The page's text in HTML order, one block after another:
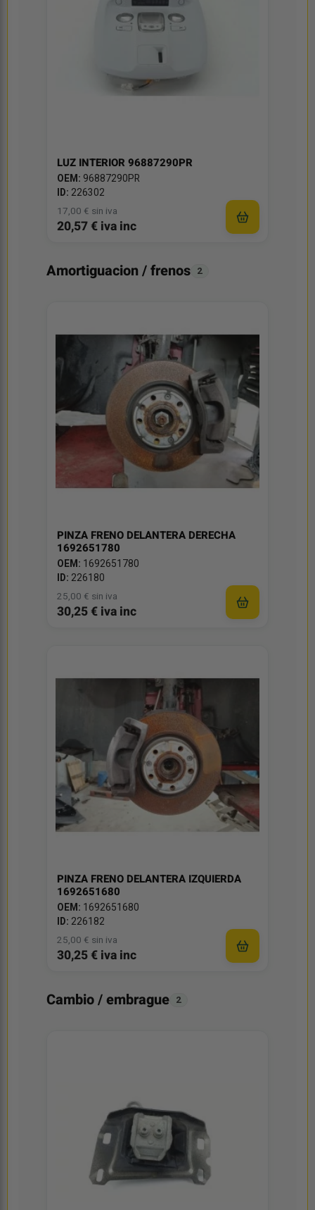
LUZ INTERIOR 96887290PR
OEM: 96887290PR
ID: 226302
17,00 € sin iva
20,57 € iva inc
Amortiguacion / frenos 2
PINZA FRENO DELANTERA DERECHA
1692651780
OEM: 1692651780
ID: 226180
25,00 € sin iva
30,25 € iva inc
PINZA FRENO DELANTERA IZQUIERDA
1692651680
OEM: 1692651680
ID: 226182
25,00 € sin iva
30,25 € iva inc
Cambio / embrague 2